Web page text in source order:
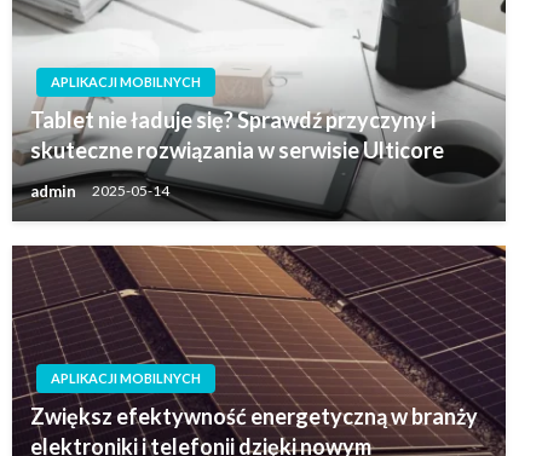
APLIKACJI MOBILNYCH
Tablet nie ładuje się? Sprawdź przyczyny i
skuteczne rozwiązania w serwisie Ulticore
admin 2025-05-14
APLIKACJI MOBILNYCH
Zwiększ efektywność energetyczną w branży
elektroniki i telefonii dzięki nowym